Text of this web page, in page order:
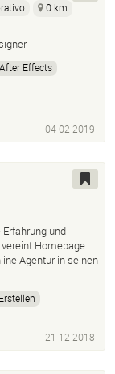
0 km
After Effects
04-02-2019
und
Homepage
Agentur in seinen
21-12-2018